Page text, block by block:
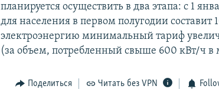
планируется осуществить в два этапа: с 1
для населения в первом полугодии составит
электроэнергию минимальный тариф
(за объем, потребленный свыше 600 кВт/ч в
Поделиться Читать без VPN